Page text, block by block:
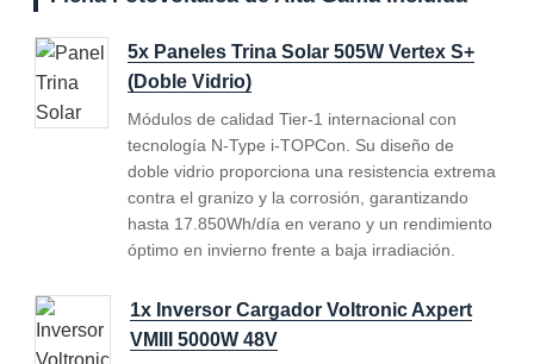
5x Paneles Trina Solar 505W Vertex S+
(Doble Vidrio)
Módulos de calidad Tier-1 internacional con
tecnología N-Type i-TOPCon. Su diseño de
doble vidrio proporciona una resistencia extrema
contra el granizo y la corrosión, garantizando
hasta 17.850Wh/día en verano y un rendimiento
óptimo en invierno frente a baja irradiación.
1x Inversor Cargador Voltronic Axpert
VMIII 5000W 48V